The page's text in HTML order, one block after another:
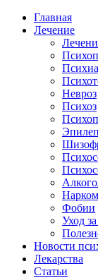
Главная
Лечение
Невроз
Психоз
Фобии
Уход
Новости
Лекарства
Статьи